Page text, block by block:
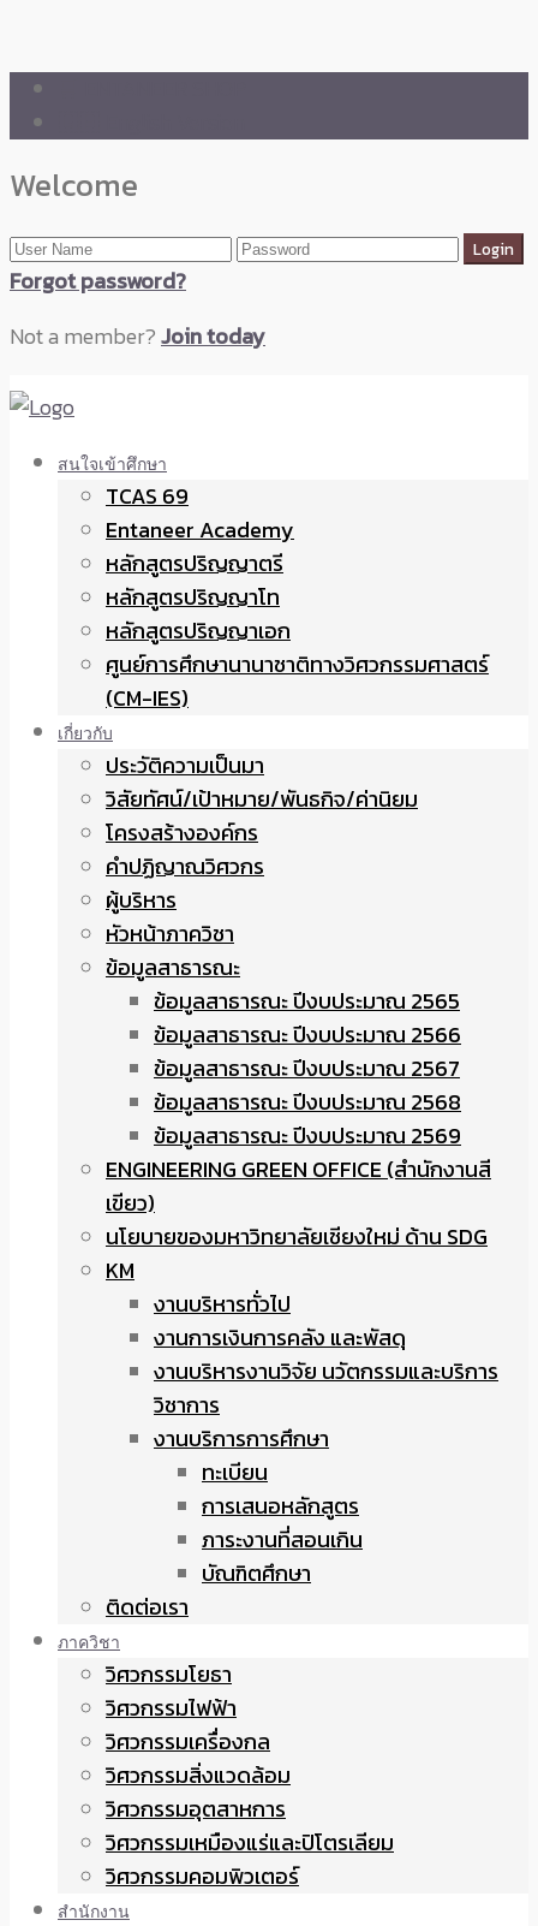
Welcome
Forgot password?
Not a member?Join today
สนใจเข้าศึกษา
TCAS 69
Entaneer Academy
หลักสูตรปริญญาตรี
หลักสูตรปริญญาโท
หลักสูตรปริญญาเอก
ศูนย์การศึกษานานาชาติทางวิศวกรรมศาสตร์
(CM-IES)
เกี่ยวกับ
ประวัติความเป็นมา
วิสัยทัศน์/เป้าหมาย/พันธกิจ/ค่านิยม
โครงสร้างองค์กร
คำปฏิญาณวิศวกร
ผู้บริหาร
หัวหน้าภาควิชา
ข้อมูลสาธารณะ
ข้อมูลสาธารณะ ปีงบประมาณ 2565
ข้อมูลสาธารณะ ปีงบประมาณ 2566
ข้อมูลสาธารณะ ปีงบประมาณ 2567
ข้อมูลสาธารณะ ปีงบประมาณ 2568
ข้อมูลสาธารณะ ปีงบประมาณ 2569
ENGINEERING GREEN OFFICE (สำนักงานสี
เขียว)
นโยบายของมหาวิทยาลัยเชียงใหม่ ด้าน SDG
KM
งานบริหารทั่วไป
งานการเงินการคลัง และพัสดุ
งานบริหารงานวิจัย นวัตกรรมและบริการ
วิชาการ
งานบริการการศึกษา
ทะเบียน
การเสนอหลักสูตร
ภาระงานที่สอนเกิน
บัณฑิตศึกษา
ติดต่อเรา
ภาควิชา
วิศวกรรมโยธา
วิศวกรรมไฟฟ้า
วิศวกรรมเครื่องกล
วิศวกรรมสิ่งแวดล้อม
วิศวกรรมอุตสาหการ
วิศวกรรมเหมืองแร่และปิโตรเลียม
วิศวกรรมคอมพิวเตอร์
สำนักงาน